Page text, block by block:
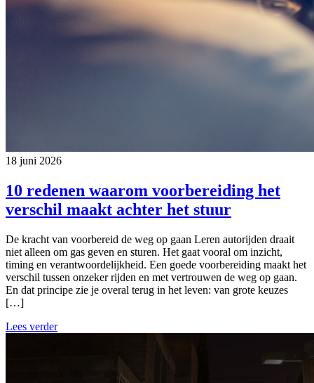
18 juni 2026
10 redenen waarom voorbereiding het
verschil maakt achter het stuur
De kracht van voorbereid de weg op gaan Leren autorijden draait
niet alleen om gas geven en sturen. Het gaat vooral om inzicht,
timing en verantwoordelijkheid. Een goede voorbereiding maakt het
verschil tussen onzeker rijden en met vertrouwen de weg op gaan.
En dat principe zie je overal terug in het leven: van grote keuzes
[…]
Lees verder